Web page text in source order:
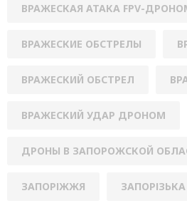
ВРАЖЕСКАЯ АТАКА FPV-
ВРАЖЕСКИЕ ОБСТРЕЛЫ
ВРАЖЕСКИЙ ОБСТРЕЛ
ВРАЖЕСКИЙ УДАР ДРОНОМ
ДРОНЫ В ЗАПОРОЖСКОЙ
ЗАПОРІЖЖЯ